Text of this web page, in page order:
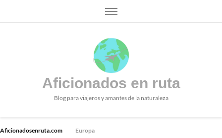
Aficionados en ruta
Blog para viajeros y amantes de la naturaleza
Aficionadosenruta.com Europa